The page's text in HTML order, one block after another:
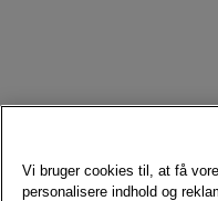
Vi bruger cookies til, at få
personalisere indhold og